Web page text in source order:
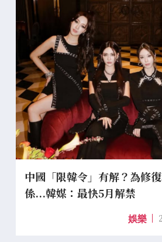
中國「限韓令」有解？為修
係...韓媒：最快5月解禁
娛樂